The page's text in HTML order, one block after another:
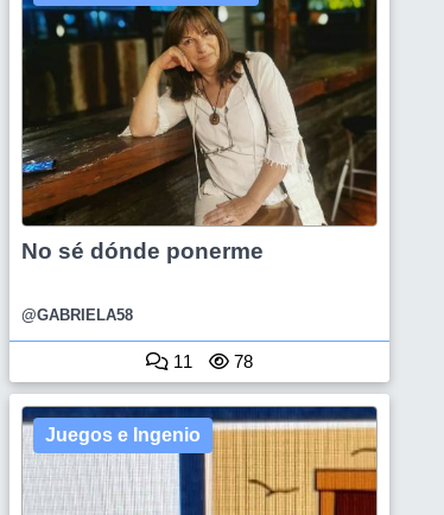
No sé dónde ponerme
@GABRIELA58
11 78
Juegos e Ingenio